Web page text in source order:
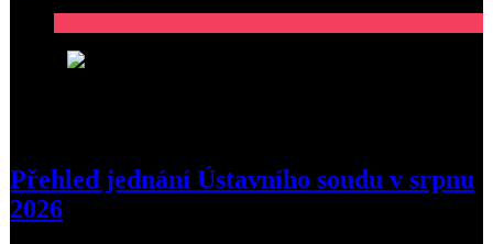
Přehled jednání Ústavního soudu v srpnu
2026